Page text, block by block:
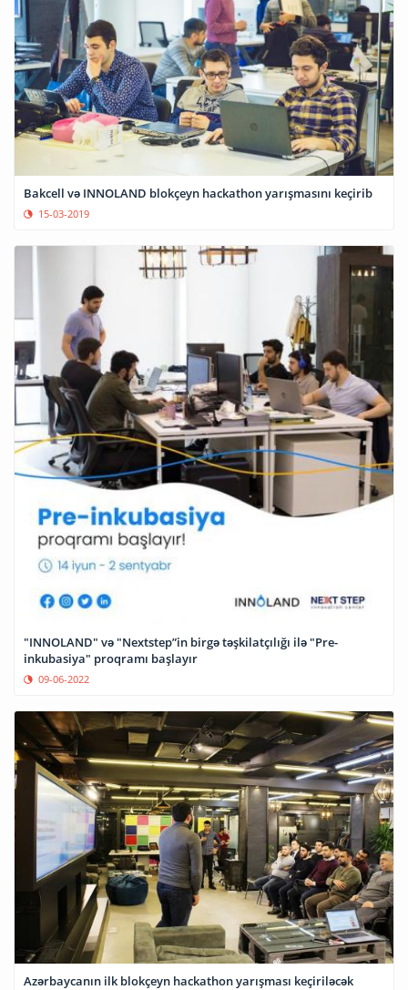
Bakcell və INNOLAND blokçeyn hackathon yarışmasını keçirib
15-03-2019
"INNOLAND" və "Nextstep”in birgə təşkilatçılığı ilə "Pre-
inkubasiya" proqramı başlayır
09-06-2022
Azərbaycanın ilk blokçeyn hackathon yarışması keçiriləcək